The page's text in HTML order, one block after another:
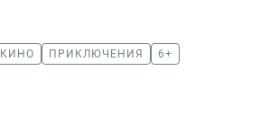
КИНО ПРИКЛЮЧЕНИЯ 6+